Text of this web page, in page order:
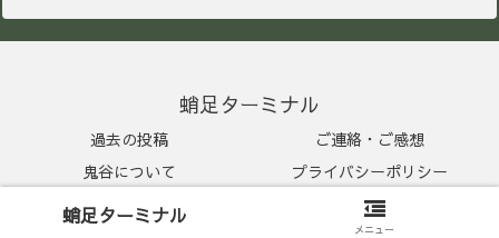
蛸足ターミナル
過去の投稿
ご連絡・ご感想
鬼谷について
プライバシーポリシー
蛸足ターミナル
メニュー